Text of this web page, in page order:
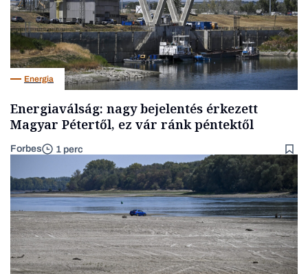
Energia
Energiaválság: nagy bejelentés érkezett
Magyar Pétertől, ez vár ránk péntektől
Forbes 1 perc